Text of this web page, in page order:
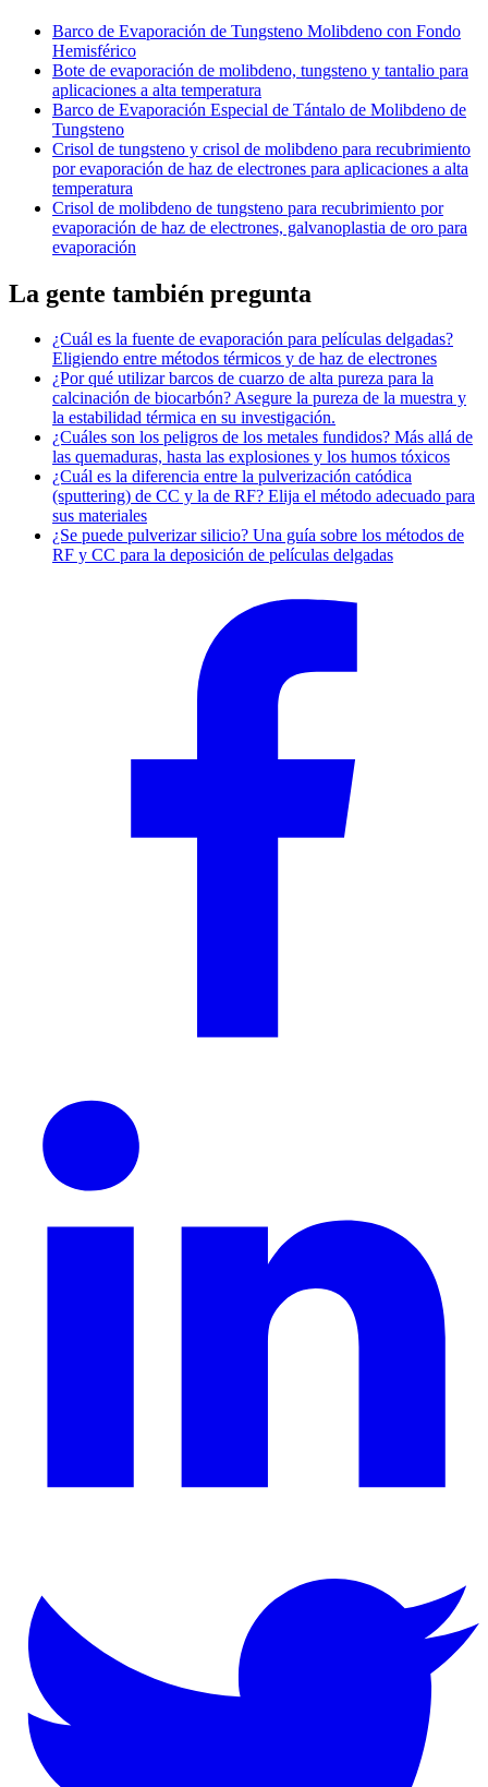
Barco de Evaporación de Tungsteno Molibdeno con Fondo
Hemisférico
Bote de evaporación de molibdeno, tungsteno y tantalio para
aplicaciones a alta temperatura
Barco de Evaporación Especial de Tántalo de Molibdeno de
Tungsteno
Crisol de tungsteno y crisol de molibdeno para recubrimiento
por evaporación de haz de electrones para aplicaciones a alta
temperatura
Crisol de molibdeno de tungsteno para recubrimiento por
evaporación de haz de electrones, galvanoplastia de oro para
evaporación
La gente también pregunta
¿Cuál es la fuente de evaporación para películas delgadas?
Eligiendo entre métodos térmicos y de haz de electrones
¿Por qué utilizar barcos de cuarzo de alta pureza para la
calcinación de biocarbón? Asegure la pureza de la muestra y
la estabilidad térmica en su investigación.
¿Cuáles son los peligros de los metales fundidos? Más allá de
las quemaduras, hasta las explosiones y los humos tóxicos
¿Cuál es la diferencia entre la pulverización catódica
(sputtering) de CC y la de RF? Elija el método adecuado para
sus materiales
¿Se puede pulverizar silicio? Una guía sobre los métodos de
RF y CC para la deposición de películas delgadas